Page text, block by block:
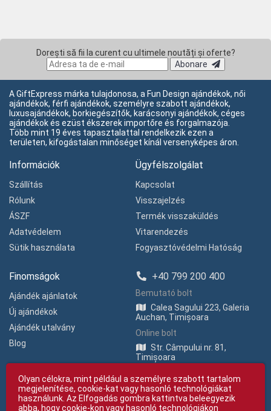
Dorești să fii la curent cu ultimele noutăți și oferte?
Abonare
A GiftExpress márka tulajdonosa, a Fun Design ajándékok, női
ajándékok, férfi ajándékok, személyre szabott ajándékok,
luxusajándékok, borkiegészítők, karácsonyi ajándékok, céges
ajándékok és ezüst ékszerek importőre és forgalmazója.
Több mint 19 éves tapasztalattal rendelkezik ezen a
területen, kifogástalan minőséget kínál versenyképes áron.
Információk
Szállítás
Rólunk
ÁSZF
Adatvédelem
Sütik használata
Ügyfélszolgálat
Kapcsolat
Visszajelzés
Termék visszaküldés
Vitarendezés
Fogyasztóvédelmi Hatóság
Finomságok
Ajándék ajánlatok
Új ajándékok
Ajándék utalvány
Blog
+40 799 200 400
Bemutató bolt
Calea Sagului 223, Galeria
Auchan, Timișoara
Online bolt
Str. Câmpului nr. 81,
Timișoara
Olyan célokra, mint például a személyre szabott tartalom
megjelenítése, cookie-kat vagy hasonló technológiákat
használunk. Az Elfogadás gombra kattintva beleegyezik
abba, hogy cookie-kon vagy hasonló technológiákon